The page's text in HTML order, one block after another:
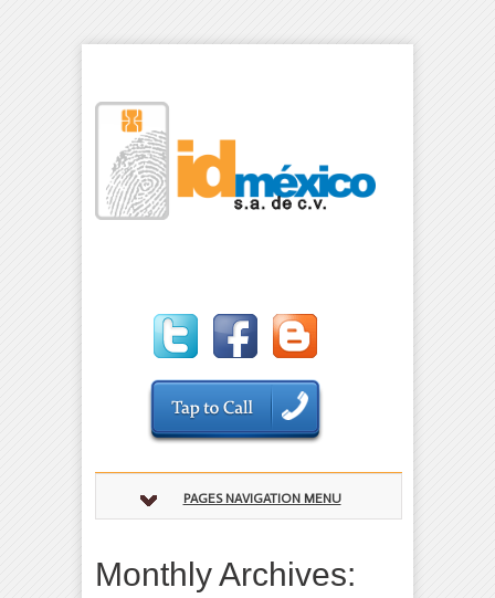
PAGES NAVIGATION MENU
Monthly Archives: